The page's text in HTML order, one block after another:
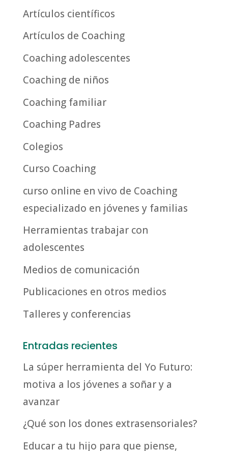
Artículos científicos
Artículos de Coaching
Coaching adolescentes
Coaching de niños
Coaching familiar
Coaching Padres
Colegios
Curso Coaching
curso online en vivo de Coaching
especializado en jóvenes y familias
Herramientas trabajar con
adolescentes
Medios de comunicación
Publicaciones en otros medios
Talleres y conferencias
Entradas recientes
La súper herramienta del Yo Futuro:
motiva a los jóvenes a soñar y a
avanzar
¿Qué son los dones extrasensoriales?
Educar a tu hijo para que piense,